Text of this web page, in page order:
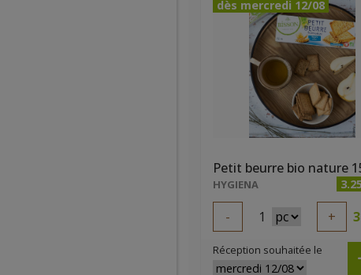
dès mercredi 12/08
HYGIENA
- 1 +
Réception souhaitée le